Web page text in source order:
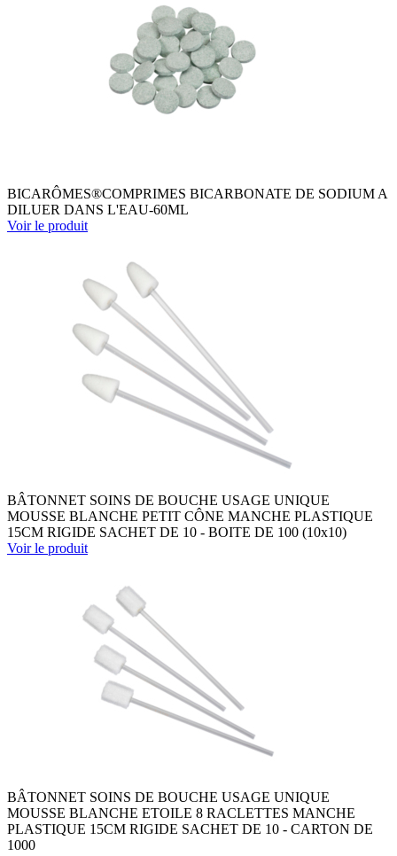
BICARÔMES®COMPRIMES BICARBONATE DE SODIUM A
DILUER DANS L'EAU-60ML
Voir le produit
BÂTONNET SOINS DE BOUCHE USAGE UNIQUE
MOUSSE BLANCHE PETIT CÔNE MANCHE PLASTIQUE
15CM RIGIDE SACHET DE 10 - BOITE DE 100 (10x10)
Voir le produit
BÂTONNET SOINS DE BOUCHE USAGE UNIQUE
MOUSSE BLANCHE ETOILE 8 RACLETTES MANCHE
PLASTIQUE 15CM RIGIDE SACHET DE 10 - CARTON DE
1000